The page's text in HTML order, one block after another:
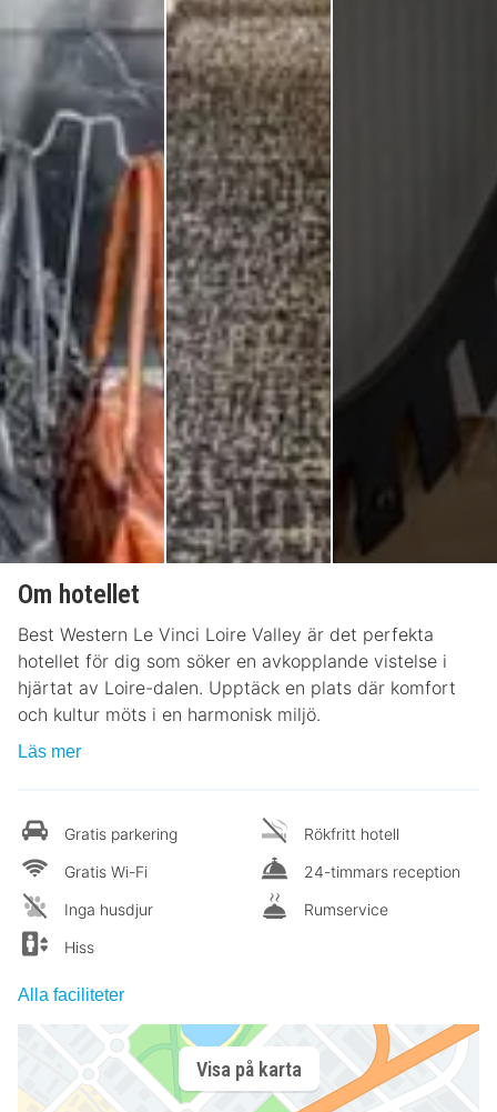
Om hotellet
Best Western Le Vinci Loire Valley är det perfekta
hotellet för dig som söker en avkopplande vistelse i
hjärtat av Loire-dalen. Upptäck en plats där komfort
och kultur möts i en harmonisk miljö.
Läs mer
Gratis parkering
Gratis Wi-Fi
Inga husdjur
Hiss
Rökfritt hotell
24-timmars reception
Rumservice
Alla faciliteter
Visa på karta